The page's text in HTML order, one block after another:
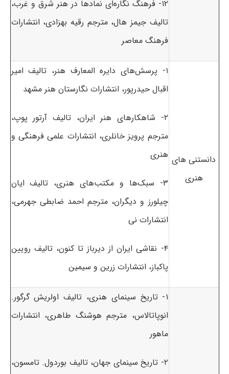
۱۲- فرهنگ نگاره‌ای نمادها در هنر شرق و غرب،
تالیف جیمز هال، مترجم رقیه بهزادی، انتشارات
فرهنگ معاصر
دانستنی های
هنری
۱- پرسش‌های دایره المعارف هنر، تالیف امیر
اقبال حیدرپور، انتشارات نگارستان هنر مشهد
۲- شاهکارهای هنر ایران، تالیف آرتور پوپ،
مترجم پرویز خانلری، انتشارات علمی فرهنگی و
هنری
۳- سبک‌ها و مکتب‌های هنری، تالیف ایان
چیلورز و دیگران، مترجم احمد ضابطی جهرمی،
انتشارات نی
۴- نقاشی ایران از دیرباز تا کنون، تالیف رویین
پاکباز، انتشارات زرین و سیمین
۱- تاریخ سینمای هنری، تالیف اولریش گرگور.
انوپاتالاس، مترجم هوشنگ طاهری، انتشارات
ماهور
۲- تاریخ سینمای جهان، تالیف بوردول. تامسون،